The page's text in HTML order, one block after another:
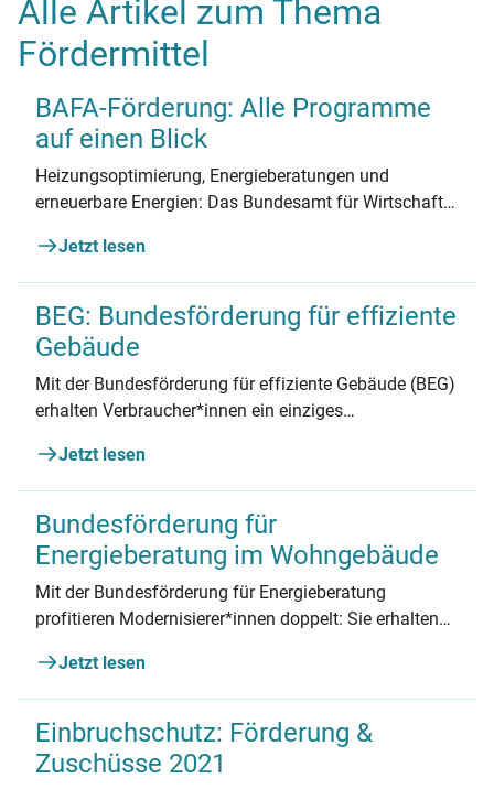
Alle Artikel zum Thema
Fördermittel
BAFA-Förderung: Alle Programme
auf einen Blick
Heizungsoptimierung, Energieberatungen und
erneuerbare Energien: Das Bundesamt für Wirtschaft
Fördermittel bereit. Hier finden Sie einen Überblick
über die BAFA-Förderung.
Jetzt lesen
BEG: Bundesförderung für effiziente
Gebäude
Mit der Bundesförderung für effiziente Gebäude (BEG)
erhalten Verbraucher*innen ein einziges
am Haus. Wie hoch die Fördersätze sind und wo man
sie erhält, lesen Sie hier.
Jetzt lesen
Bundesförderung für
Energieberatung im Wohngebäude
Mit der Bundesförderung für Energieberatung
profitieren Modernisierer*innen doppelt: Sie erhalten
erzielen die besten Ergebnisse für ihre Immobilie. So
funktioniert die Förderung.
Jetzt lesen
Einbruchschutz: Förderung &
Zuschüsse 2021